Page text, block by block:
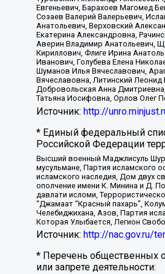
Евгеньевич, Барахоев Магомед
Созаев Валерий Валерьевич,
Анатольевич, Верховский
Екатерина Александровна,
Аверин Владимир Анатольевич,
Кириллович, Флиге Ирина
Иванович, Голубева Елена
Шуманов Илья Вячеславович,
Вячеславовна, Литинский
Добровольская Анна
Татьяна Иосифовна, Орлов Олег
Источник: http://
* Единый федеральный
Российской Федерации
Высший военный Маджлисуль
мусульмане, Партия исламского
исламского наследия, Дом двух
ополчение имени К. Минина и Д.
давлати исломи,
“Джамаат “Красный пахарь”,
Челебиджихана, Азов, Партия
Которая Улыбается, Легион
Источник: http://nac.gov.ru/
* Перечень общественных
или запрете деятельности: